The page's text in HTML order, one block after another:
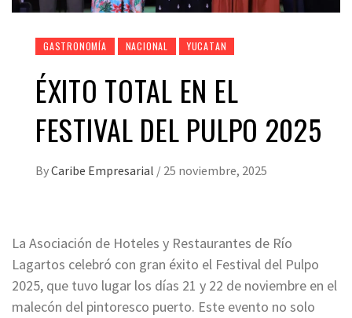
GASTRONOMÍA NACIONAL YUCATAN
ÉXITO TOTAL EN EL
FESTIVAL DEL PULPO 2025
ByCaribe Empresarial / 25 noviembre, 2025
La Asociación de Hoteles y Restaurantes de Río
Lagartos celebró con gran éxito el Festival del Pulpo
2025, que tuvo lugar los días 21 y 22 de noviembre en el
malecón del pintoresco puerto. Este evento no solo